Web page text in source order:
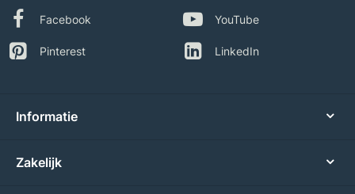
Facebook
Pinterest
YouTube
LinkedIn
Informatie
Zakelijk